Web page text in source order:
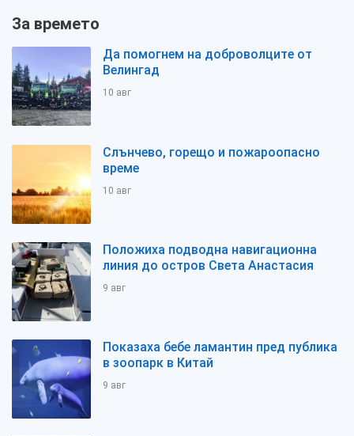
За времето
Да помогнем на доброволците от
Велингад
10 авг
Слънчево, горещо и пожароопасно
време
10 авг
Положиха подводна навигационна
линия до остров Света Анастасия
9 авг
Показаха бебе ламантин пред публика
в зоопарк в Китай
9 авг